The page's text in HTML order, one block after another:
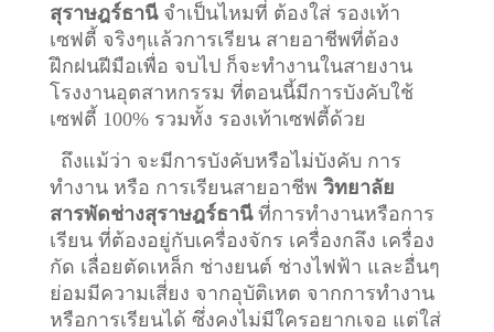
สุราษฎร์ธานีจำเป็นไหมที่ ต้องใส่ รองเท้า
เซฟตี้ จริงๆแล้วการเรียน สายอาชีพที่ต้อง
ฝึกฝนฝีมือเพื่อ จบไป ก็จะทำงานในสายงาน
โรงงานอุตสาหกรรม ที่ตอนนี้มีการบังคับใช้
เซฟตี้ 100% รวมทั้ง รองเท้าเซฟตี้ด้วย
ถึงแม้ว่า จะมีการบังคับหรือไม่บังคับ การ
ทำงาน หรือ การเรียนสายอาชีพ วิทยาลัย
สารพัดช่างสุราษฎร์ธานีที่การทำงานหรือการ
เรียน ที่ต้องอยู่กับเครื่องจักร เครื่องกลึง เครื่อง
กัด เลื่อยตัดเหล็ก ช่างยนต์ ช่างไฟฟ้า และอื่นๆ
ย่อมมีความเสี่ยง จากอุบัติเหต จากการทำงาน
หรือการเรียนได้ ซึ่งคงไม่มีใครอยากเจอ แต่ใส่